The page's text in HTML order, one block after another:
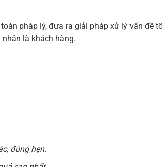
pháp lý, đưa ra giải pháp xử lý vấn
là khách hàng.
đúng hẹn.